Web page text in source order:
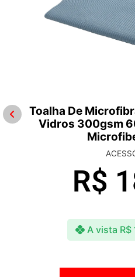
Toalha De
Vidros 300gsm
R$
A vista R$